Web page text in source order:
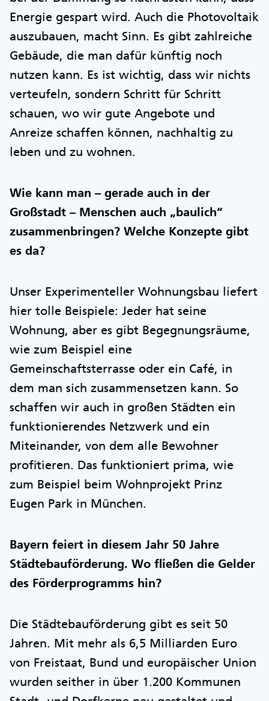
Energie gespart wird. Auch die Photovoltaik
auszubauen, macht Sinn. Es gibt zahlreiche
Gebäude, die man dafür künftig noch
nutzen kann. Es ist wichtig, dass wir nichts
verteufeln, sondern Schritt für Schritt
schauen, wo wir gute Angebote und
Anreize schaffen können, nachhaltig zu
leben und zu wohnen.
Wie kann man – gerade auch in der
Großstadt – Menschen auch „baulich“
zusammenbringen? Welche Konzepte gibt
es da?
Unser Experimenteller Wohnungsbau liefert
hier tolle Beispiele: Jeder hat seine
Wohnung, aber es gibt Begegnungsräume,
wie zum Beispiel eine
Gemeinschaftsterrasse oder ein Café, in
dem man sich zusammensetzen kann. So
schaffen wir auch in großen Städten ein
funktionierendes Netzwerk und ein
Miteinander, von dem alle Bewohner
profitieren. Das funktioniert prima, wie
zum Beispiel beim Wohnprojekt Prinz
Eugen Park in München.
Bayern feiert in diesem Jahr 50 Jahre
Städtebauförderung. Wo fließen die Gelder
des Förderprogramms hin?
Die Städtebauförderung gibt es seit 50
Jahren. Mit mehr als 6,5 Milliarden Euro
von Freistaat, Bund und europäischer Union
wurden seither in über 1.200 Kommunen